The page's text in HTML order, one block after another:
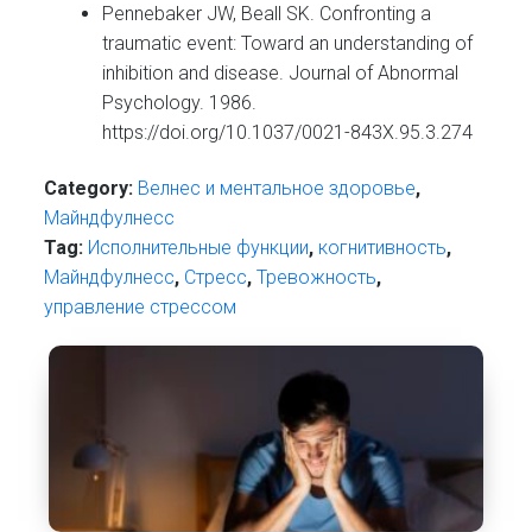
Pennebaker JW, Beall SK. Confronting a
traumatic event: Toward an understanding of
inhibition and disease. Journal of Abnormal
Psychology. 1986.
https://doi.org/10.1037/0021-843X.95.3.274
Category: Велнес и ментальное здоровье,
Майндфулнесс
Tag: Исполнительные функции, когнитивность,
Майндфулнесс, Стресс,Тревожность,
управление стрессом